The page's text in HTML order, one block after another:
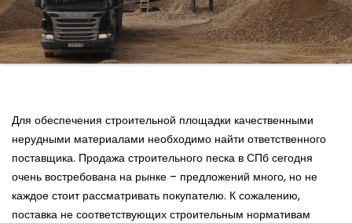
Для обеспечения строительной площадки качественными
нерудными материалами необходимо найти ответственного
поставщика. Продажа строительного песка в СПб сегодня
очень востребована на рынке – предложений много, но не
каждое стоит рассматривать покупателю. К сожалению,
поставка не соответствующих строительным нормативам